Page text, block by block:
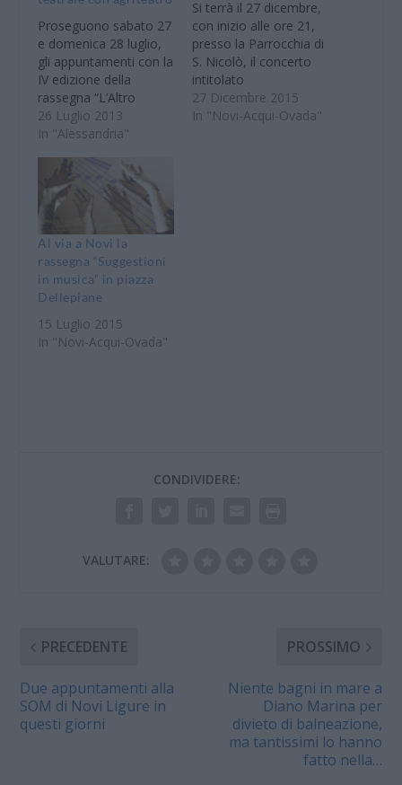
Proseguono sabato 27
e domenica 28 luglio,
gli appuntamenti con la
IV edizione della
rassegna “L’Altro
Monferrato, percorsi
d’arte e teatro fra
il suggestivo e
apprezzatissimo “Il
Mistero dei Tarocchi”
sbarca alla Cittadella di
Alessandria sabato,
alle ore 21, una novità:
“Bacco…
26 Luglio 2013
In "Alessandria"
Si terrà il 27 dicembre,
con inizio alle ore 21,
presso la Parrocchia di
S. Nicolò, il concerto
intitolato
“Magicamente Natale”
della Banda Musicale
27 Dicembre 2015
In "Novi-Acqui-Ovada"
Al via a Novi la
rassegna “Suggestioni
in musica” in piazza
Dellepiane
15 Luglio 2015
In "Novi-Acqui-Ovada"
CONDIVIDERE:
VALUTARE:
PRECEDENTE
Due appuntamenti alla
SOM di Novi Ligure in
questi giorni
PROSSIMO
Niente bagni in mare a
Diano Marina per
divieto di balneazione,
ma tantissimi lo hanno
fatto nella…